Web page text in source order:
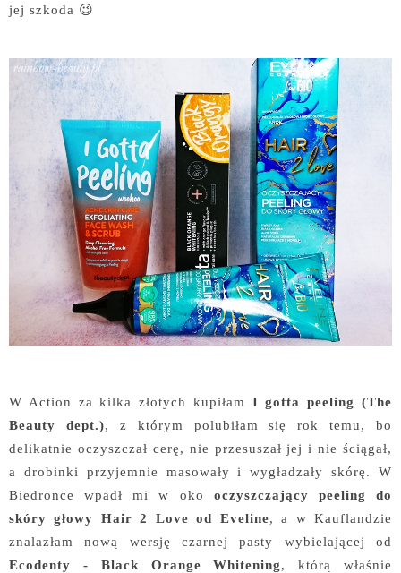
jej szkoda 😉
W Action za kilka złotych kupiłam I gotta peeling (The
Beauty dept.), z którym polubiłam się rok temu, bo
delikatnie oczyszczał cerę, nie przesuszał jej i nie ściągał,
a drobinki przyjemnie masowały i wygładzały skórę. W
Biedronce wpadł mi w oko oczyszczający peeling do
skóry głowy Hair 2 Love od Eveline, a w Kauflandzie
znalazłam nową wersję czarnej pasty wybielającej od
Ecodenty - Black Orange Whitening, którą właśnie